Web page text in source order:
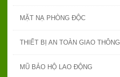
MẶT NẠ PHÒNG ĐỘC
THIẾT BỊ AN TOÀN GIAO THÔNG
MŨ BẢO HỘ LAO ĐỘNG